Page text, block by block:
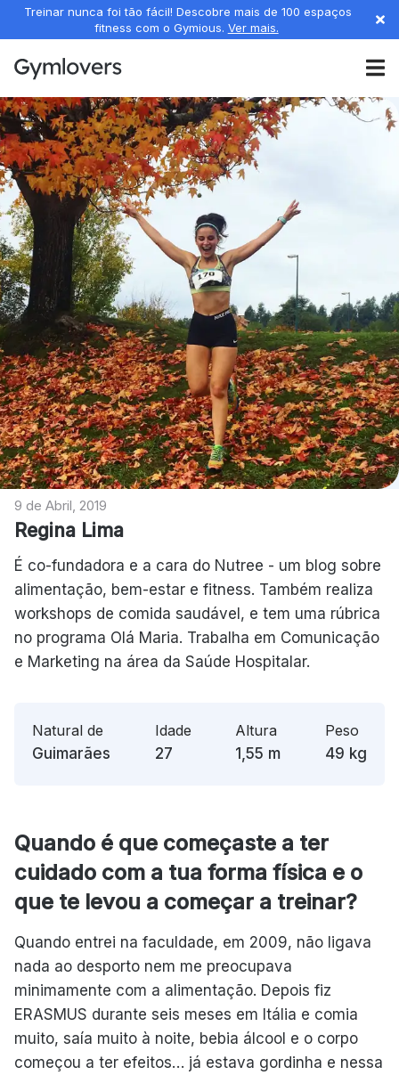
Treinar nunca foi tão fácil! Descobre mais de 100 espaços
fitness com o Gymious. Ver mais.
9 de Abril, 2019
Regina Lima
É co-fundadora e a cara do Nutree - um blog sobre
alimentação, bem-estar e fitness. Também realiza
workshops de comida saudável, e tem uma rúbrica
no programa Olá Maria. Trabalha em Comunicação
e Marketing na área da Saúde Hospitalar.
Natural de
Guimarães
Idade
27
Altura
1,55 m
Peso
49 kg
Quando é que começaste a ter
cuidado com a tua forma física e o
que te levou a começar a treinar?
Quando entrei na faculdade, em 2009, não ligava
nada ao desporto nem me preocupava
minimamente com a alimentação. Depois fiz
ERASMUS durante seis meses em Itália e comia
muito, saía muito à noite, bebia álcool e o corpo
começou a ter efeitos… já estava gordinha e nessa